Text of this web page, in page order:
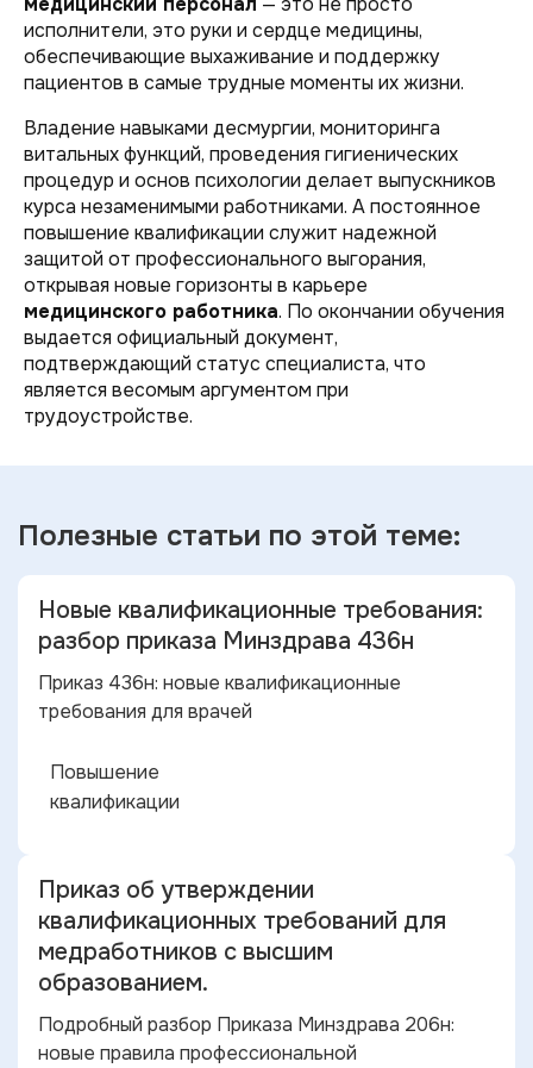
исполнители, это руки и сердце медицины,
обеспечивающие выхаживание и поддержку
пациентов в самые трудные моменты их жизни.
Владение навыками десмургии, мониторинга
витальных функций, проведения гигиенических
процедур и основ психологии делает выпускников
курса незаменимыми работниками. А постоянное
повышение квалификации служит надежной
защитой от профессионального выгорания,
открывая новые горизонты в карьере
медицинского работника. По окончании обучения
выдается официальный документ,
подтверждающий статус специалиста, что
является весомым аргументом при
трудоустройстве.
Полезные статьи по этой теме:
Новые квалификационные требования:
разбор приказа Минздрава 436н
Приказ 436н: новые квалификационные
требования для врачей
Повышение
квалификации
Приказ об утверждении
квалификационных требований для
медработников с высшим
образованием.
Подробный разбор Приказа Минздрава 206н:
новые правила профессиональной